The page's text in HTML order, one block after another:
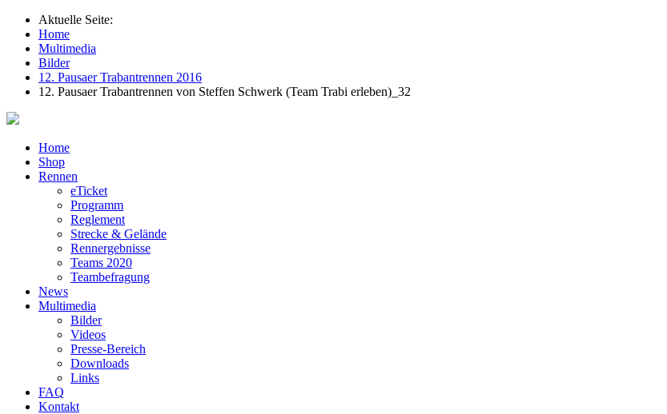
Aktuelle Seite:
Home
Multimedia
Bilder
12. Pausaer Trabantrennen 2016
12. Pausaer Trabantrennen von Steffen Schwerk (Team Trabi erleben)_32
Home
Shop
Rennen
eTicket
Programm
Reglement
Strecke & Gelände
Rennergebnisse
Teams 2020
Teambefragung
News
Multimedia
Bilder
Videos
Presse-Bereich
Downloads
Links
FAQ
Kontakt